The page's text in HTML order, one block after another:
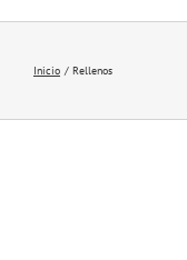
Inicio Rellenos